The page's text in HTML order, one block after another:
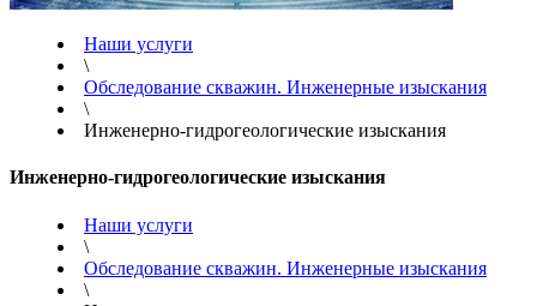
Наши услуги
\
Обследование скважин. Инженерные изыскания
\
Инженерно-гидрогеологические изыскания
Инженерно-гидрогеологические изыскания
Наши услуги
\
Обследование скважин. Инженерные изыскания
\